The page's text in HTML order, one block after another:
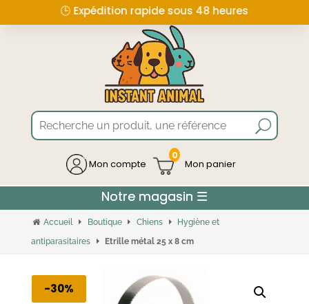
🕒 Expédition rapide sous 48 heures
Mon compte
0
Accueil Boutique Chiens
Hygiène et
antiparasitaires
Etrille métal 25 x 8 cm
-30%